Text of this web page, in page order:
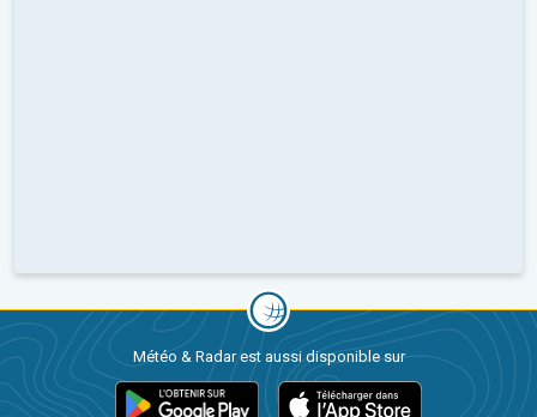
Météo & Radar est aussi disponible sur